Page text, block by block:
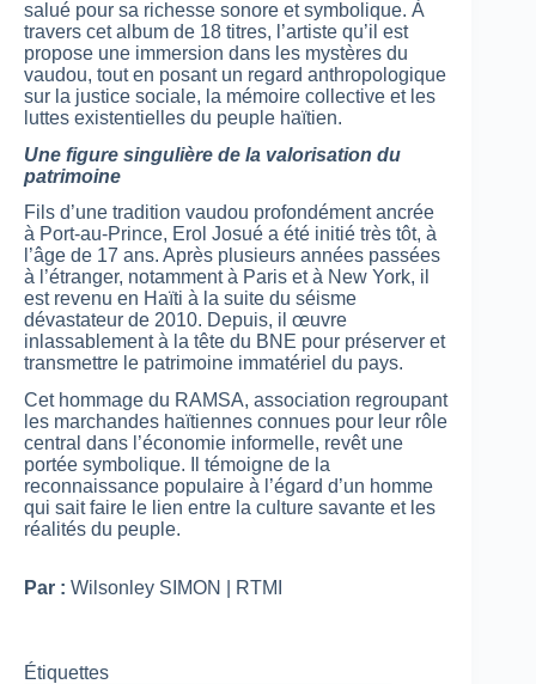
salué pour sa richesse sonore et symbolique. À
travers cet album de 18 titres, l’artiste qu’il est
propose une immersion dans les mystères du
vaudou, tout en posant un regard anthropologique
sur la justice sociale, la mémoire collective et les
luttes existentielles du peuple haïtien.
Une figure singulière de la valorisation du
patrimoine
Fils d’une tradition vaudou profondément ancrée
à Port-au-Prince, Erol Josué a été initié très tôt, à
l’âge de 17 ans. Après plusieurs années passées
à l’étranger, notamment à Paris et à New York, il
est revenu en Haïti à la suite du séisme
dévastateur de 2010. Depuis, il œuvre
inlassablement à la tête du BNE pour préserver et
transmettre le patrimoine immatériel du pays.
Cet hommage du RAMSA, association regroupant
les marchandes haïtiennes connues pour leur rôle
central dans l’économie informelle, revêt une
portée symbolique. Il témoigne de la
reconnaissance populaire à l’égard d’un homme
qui sait faire le lien entre la culture savante et les
réalités du peuple.
Par : Wilsonley SIMON | RTMI
Étiquettes